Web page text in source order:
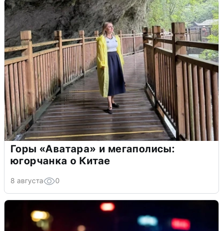
Горы «Аватара» и мегаполисы:
югорчанка о Китае
8 августа 0